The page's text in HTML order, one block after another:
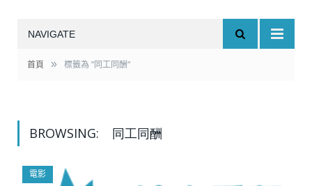
NAVIGATE
首頁 » 標籤為 "同工同酬"
BROWSING: 同工同酬
電影